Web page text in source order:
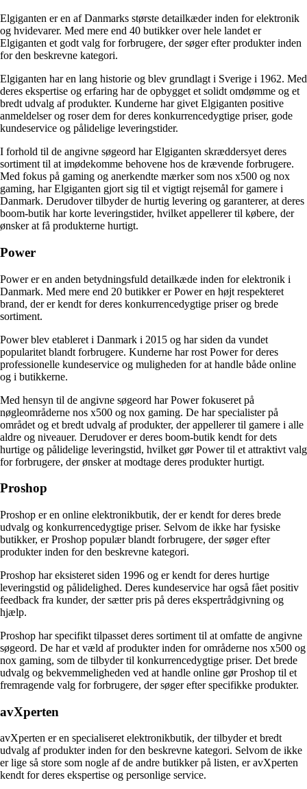
Elgiganten er en af Danmarks største detailkæder inden for elektronik
og hvidevarer. Med mere end 40 butikker over hele landet er
Elgiganten et godt valg for forbrugere, der søger efter produkter inden
for den beskrevne kategori.
Elgiganten har en lang historie og blev grundlagt i Sverige i 1962. Med
deres ekspertise og erfaring har de opbygget et solidt omdømme og et
bredt udvalg af produkter. Kunderne har givet Elgiganten positive
anmeldelser og roser dem for deres konkurrencedygtige priser, gode
kundeservice og pålidelige leveringstider.
I forhold til de angivne søgeord har Elgiganten skræddersyet deres
sortiment til at imødekomme behovene hos de krævende forbrugere.
Med fokus på gaming og anerkendte mærker som nos x500 og nox
gaming, har Elgiganten gjort sig til et vigtigt rejsemål for gamere i
Danmark. Derudover tilbyder de hurtig levering og garanterer, at deres
boom-butik har korte leveringstider, hvilket appellerer til købere, der
ønsker at få produkterne hurtigt.
Power
Power er en anden betydningsfuld detailkæde inden for elektronik i
Danmark. Med mere end 20 butikker er Power en højt respekteret
brand, der er kendt for deres konkurrencedygtige priser og brede
sortiment.
Power blev etableret i Danmark i 2015 og har siden da vundet
popularitet blandt forbrugere. Kunderne har rost Power for deres
professionelle kundeservice og muligheden for at handle både online
og i butikkerne.
Med hensyn til de angivne søgeord har Power fokuseret på
nøgleområderne nos x500 og nox gaming. De har specialister på
området og et bredt udvalg af produkter, der appellerer til gamere i alle
aldre og niveauer. Derudover er deres boom-butik kendt for dets
hurtige og pålidelige leveringstid, hvilket gør Power til et attraktivt valg
for forbrugere, der ønsker at modtage deres produkter hurtigt.
Proshop
Proshop er en online elektronikbutik, der er kendt for deres brede
udvalg og konkurrencedygtige priser. Selvom de ikke har fysiske
butikker, er Proshop populær blandt forbrugere, der søger efter
produkter inden for den beskrevne kategori.
Proshop har eksisteret siden 1996 og er kendt for deres hurtige
leveringstid og pålidelighed. Deres kundeservice har også fået positiv
feedback fra kunder, der sætter pris på deres ekspertrådgivning og
hjælp.
Proshop har specifikt tilpasset deres sortiment til at omfatte de angivne
søgeord. De har et væld af produkter inden for områderne nos x500 og
nox gaming, som de tilbyder til konkurrencedygtige priser. Det brede
udvalg og bekvemmeligheden ved at handle online gør Proshop til et
fremragende valg for forbrugere, der søger efter specifikke produkter.
avXperten
avXperten er en specialiseret elektronikbutik, der tilbyder et bredt
udvalg af produkter inden for den beskrevne kategori. Selvom de ikke
er lige så store som nogle af de andre butikker på listen, er avXperten
kendt for deres ekspertise og personlige service.